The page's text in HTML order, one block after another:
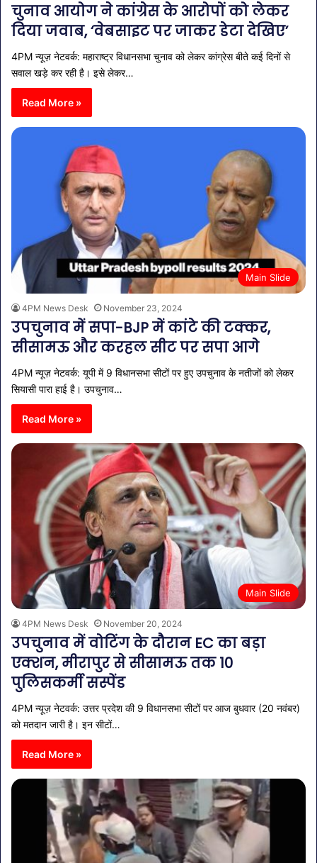
चुनाव आयोग ने कांग्रेस के आरोपों को लेकर
दिया जवाब, ‘वेबसाइट पर जाकर डेटा देखिए’
4PM न्यूज़ नेटवर्क: महाराष्ट्र विधानसभा चुनाव को लेकर कांग्रेस बीते कई दिनों से
सवाल खड़े कर रही है। इसे लेकर…
Read More »
Main Slide
4PM News Desk November 23, 2024
उपचुनाव में सपा-BJP में कांटे की टक्कर,
सीसामऊ और करहल सीट पर सपा आगे
4PM न्यूज़ नेटवर्क: यूपी में 9 विधानसभा सीटों पर हुए उपचुनाव के नतीजों को लेकर
सियासी पारा हाई है। उपचुनाव…
Read More »
Main Slide
4PM News Desk November 20, 2024
उपचुनाव में वोटिंग के दौरान EC का बड़ा
एक्शन, मीरापुर से सीसामऊ तक 10
पुलिसकर्मी सस्पेंड
4PM न्यूज़ नेटवर्क: उत्तर प्रदेश की 9 विधानसभा सीटों पर आज बुधवार (20 नवंबर)
को मतदान जारी है। इन सीटों…
Read More »